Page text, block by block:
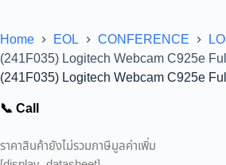
Home EOL CONFERENCE
(241F035) Logitech Webcam C925e
(241F035) Logitech Webcam C925e
📞 Call
ราคาสินค้ายังไม่รวมภาษีมูลค่าเพิ่ม